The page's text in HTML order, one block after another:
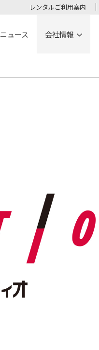
レンタルご利用案内
ニュース 会社情報